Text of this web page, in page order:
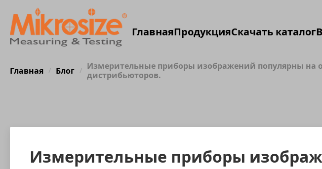
ГлавнаяПродукцияСкачать каталог
Главная / Блог / Измерительные приборы изображений популярны на
дистрибьюторов.
Измерительные приборы